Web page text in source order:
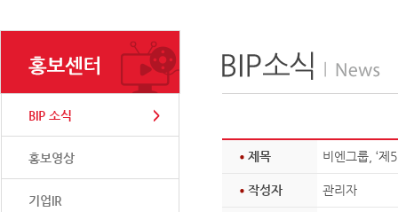
BIP 소식
홍보영상
기업IR
제목 비엔그룹, ‘
작성자 관리자